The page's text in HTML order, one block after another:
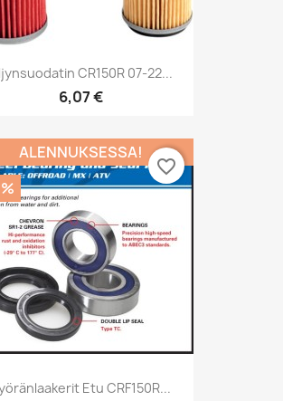
CR150R 07-22...
6,07 €
Etu CRF150R...
ALENNUKSESSA!
favorite_border